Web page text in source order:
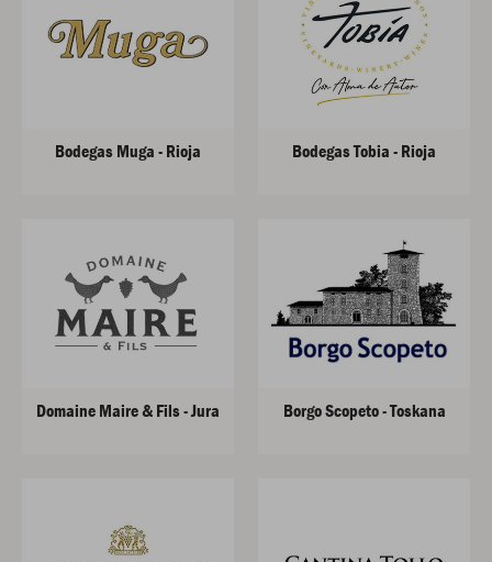
Bodegas Muga - Rioja Bodegas Tobia - Rioja
Domaine Maire & Fils - Jura Borgo Scopeto - Toskana